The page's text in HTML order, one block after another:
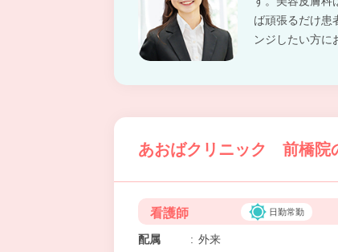
ば頑張るだけ患
ンジしたい方に
あおばクリニック 前橋院
看護師 日勤常勤
配属 : 外来